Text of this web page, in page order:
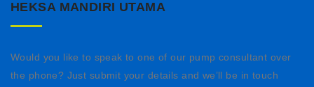
HEKSA MANDIRI UTAMA
Would you like to speak to one of our pump consultant over
the phone? Just submit your details and we’ll be in touch